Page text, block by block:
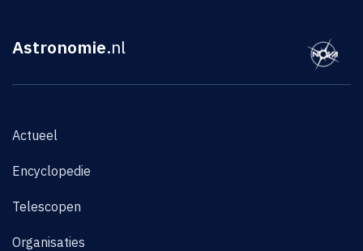
Astronomie.nl
Actueel
Encyclopedie
Telescopen
Organisaties